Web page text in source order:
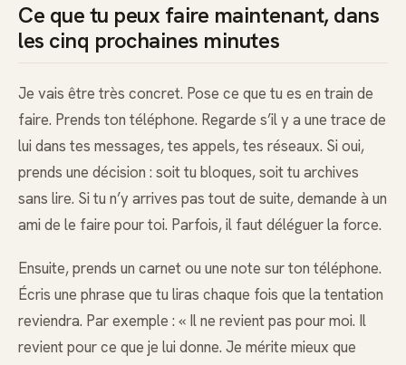
Ce que tu peux faire maintenant, dans
les cinq prochaines minutes
Je vais être très concret. Pose ce que tu es en train de
faire. Prends ton téléphone. Regarde s’il y a une trace de
lui dans tes messages, tes appels, tes réseaux. Si oui,
prends une décision : soit tu bloques, soit tu archives
sans lire. Si tu n’y arrives pas tout de suite, demande à un
ami de le faire pour toi. Parfois, il faut déléguer la force.
Ensuite, prends un carnet ou une note sur ton téléphone.
Écris une phrase que tu liras chaque fois que la tentation
reviendra. Par exemple : « Il ne revient pas pour moi. Il
revient pour ce que je lui donne. Je mérite mieux que